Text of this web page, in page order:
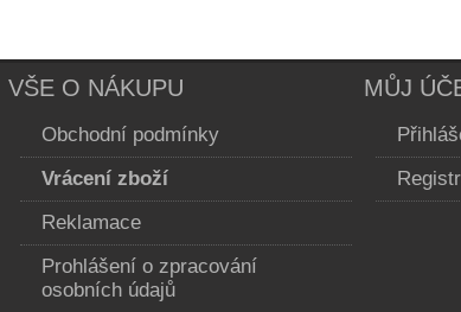
VŠE O NÁKUPU
Obchodní podmínky
Vrácení zboží
Reklamace
Prohlášení o zpracování
osobních údajů
MŮJ